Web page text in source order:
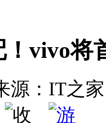
vivo将
源：IT之家